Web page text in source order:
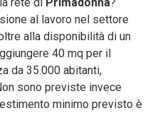
al lavoro nel settore
alla disponibilità di un
40 mq per il
da 35.000 abitanti,
sono previste invece
minimo previsto è